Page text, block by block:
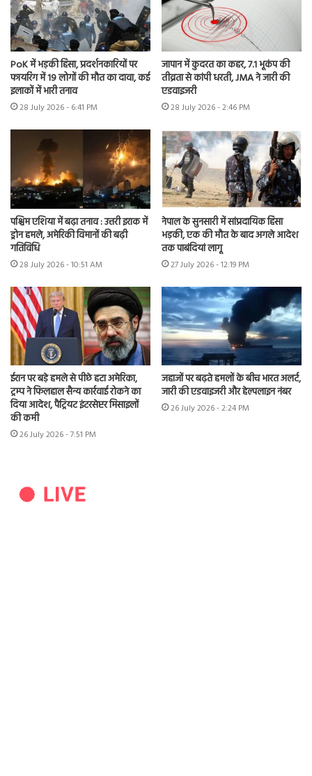
PoK में भड़की हिंसा, प्रदर्शनकारियों पर
फायरिंग में 19 लोगों की मौत का दावा, कई
इलाकों में भारी तनाव
28 July 2026 - 6:41 PM
जापान में कुदरत का कहर, 7.1 भूकंप की
तीव्रता से कांपी धरती, JMA ने जारी की
एडवाइजरी
28 July 2026 - 2:46 PM
पश्चिम एशिया में बढ़ा तनाव : उत्तरी इराक में
ड्रोन हमले, अमेरिकी विमानों की बढ़ी
गतिविधि
28 July 2026 - 10:51 AM
नेपाल के सुनसारी में सांप्रदायिक हिंसा
भड़की, एक की मौत के बाद अगले आदेश
तक पाबंदियां लागू
27 July 2026 - 12:19 PM
ईरान पर बड़े हमले से पीछे हटा अमेरिका,
ट्रम्प ने फिलहाल सैन्य कार्रवाई रोकने का
दिया आदेश, पैट्रियट इंटरसेप्टर मिसाइलों
की कमी
26 July 2026 - 7:51 PM
जहाजों पर बढ़ते हमलों के बीच भारत अलर्ट,
जारी की एडवाइजरी और हेल्पलाइन नंबर
26 July 2026 - 2:24 PM